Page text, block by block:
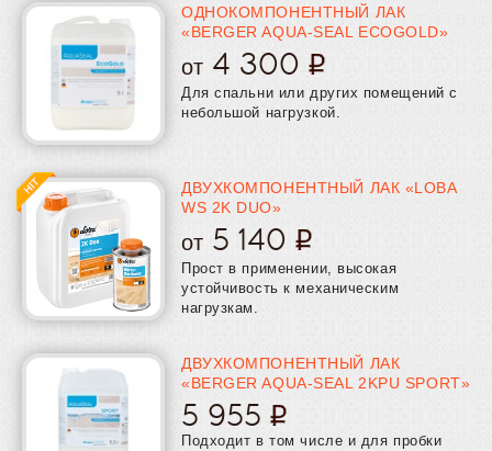
ОДНОКОМПОНЕНТНЫЙ ЛАК
«BERGER AQUA-SEAL ECOGOLD»
от 4 300
Для спальни или других помещений с
небольшой нагрузкой.
ДВУХКОМПОНЕНТНЫЙ ЛАК «LOBA
WS 2K DUO»
от 5 140
Прост в применении, высокая
устойчивость к механическим
нагрузкам.
ДВУХКОМПОНЕНТНЫЙ ЛАК
«BERGER AQUA-SEAL 2KPU SPORT»
5 955
Подходит в том числе и для пробки